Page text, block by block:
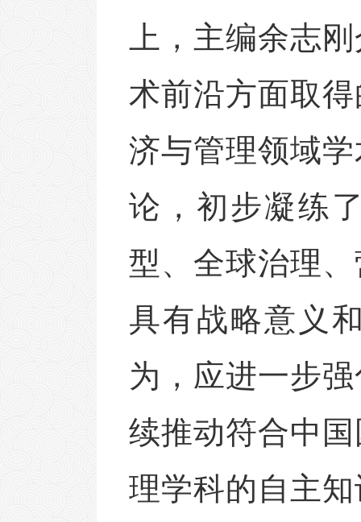
上，主编余志
术前沿方面取
济与管理领域
论，初步凝练
型、全球治理
具有战略意义
为，应进一步
续推动符合中
理学科的自主